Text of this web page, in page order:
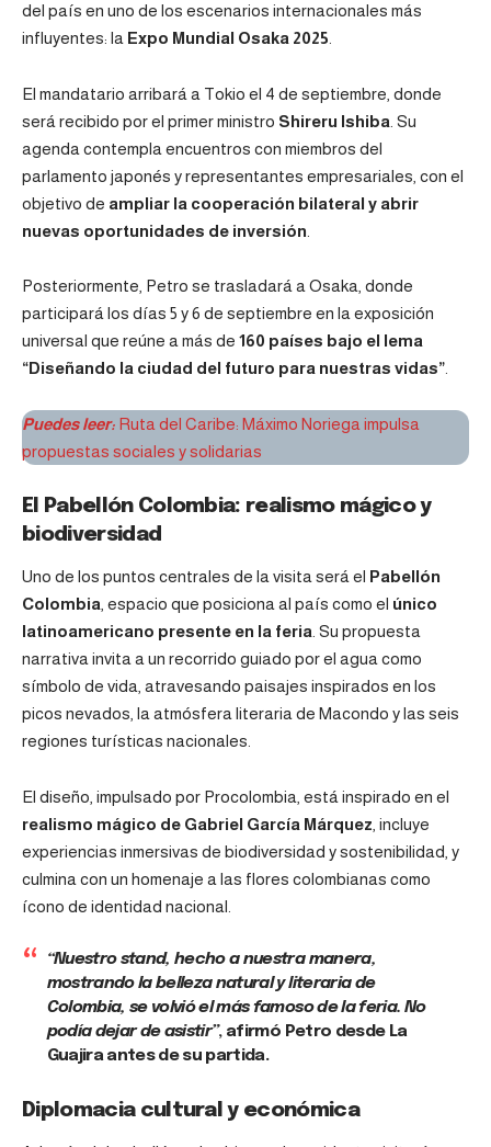
del país en uno de los escenarios internacionales más
influyentes: la Expo Mundial Osaka 2025.
El mandatario arribará a Tokio el 4 de septiembre, donde
será recibido por el primer ministro Shireru Ishiba . Su
agenda contempla encuentros con miembros del
parlamento japonés y representantes empresariales, con el
objetivo de ampliar la cooperación bilateral y abrir
nuevas oportunidades de inversión
Posteriormente, Petro se trasladará a Osaka, donde
participará los días 5 y 6 de septiembre en la exposición
universal que reúne a más de 160 países bajo el lema
“Diseñando la ciudad del futuro para nuestras vidas”.
Puedes leer: Ruta del Caribe: Máximo Noriega impulsa
propuestas sociales y solidarias
El Pabellón Colombia: realismo mágico y
biodiversidad
Uno de los puntos centrales de la visita será el Pabellón
Colombia , espacio que posiciona al país como el único
latinoamericano presente en la feria . Su propuesta
narrativa invita a un recorrido guiado por el agua como
símbolo de vida, atravesando paisajes inspirados en los
picos nevados, la atmósfera literaria de Macondo y las seis
regiones turísticas nacionales.
El diseño, impulsado por Procolombia, está inspirado en el
realismo mágico de Gabriel García Márquez , incluye
experiencias inmersivas de biodiversidad y sostenibilidad, y
culmina con un homenaje a las flores colombianas como
ícono de identidad nacional.
“Nuestro stand, hecho a nuestra manera,
mostrando la belleza natural y literaria de
Colombia, se volvió el más famoso de la feria. No
podía dejar de asistir”, afirmó Petro desde La
Guajira antes de su partida.
Diplomacia cultural y económica